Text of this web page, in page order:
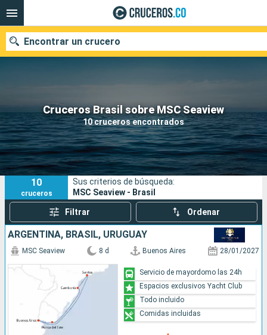
Cruceros Brasil sobre MSC Seaview
10 cruceros encontrados
Encontrar un crucero
Fecha de salida
Buscar
10
cruceros
Sus criterios de búsqueda:
MSC Seaview - Brasil
Filtrar Ordenar
ARGENTINA, BRASIL, URUGUAY
MSC Seaview 8 d Buenos Aires 28/01/2027
Servicio de mayordomo las 24h
Espacios exclusivos Yacht Club
Todo incluido
Comidas incluidas